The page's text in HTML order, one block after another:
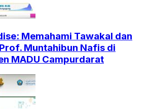
Memahami Tawakal dan
Muntahibun Nafis di
MADU Campurdarat